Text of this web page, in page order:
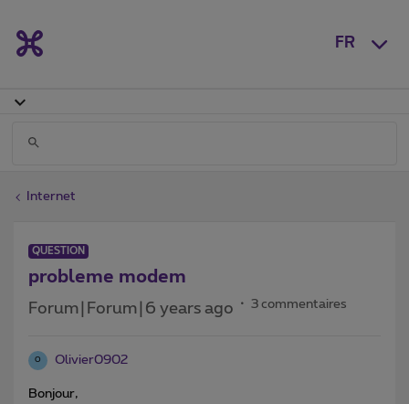
FR
Internet
QUESTION
probleme modem
Forum|Forum|6 years ago 3 commentaires
O Olivier0902
Bonjour,